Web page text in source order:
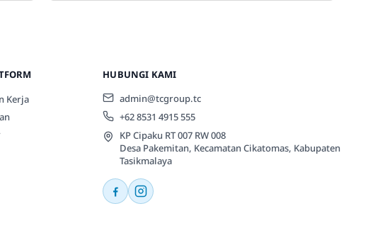
Kerja
HUBUNGI KAMI
admin@tcgroup.tc
+62 8531 4915 555
KP Cipaku RT 007 RW 008
Desa Pakemitan, Kecamatan Cikatomas, Kabupaten
Tasikmalaya